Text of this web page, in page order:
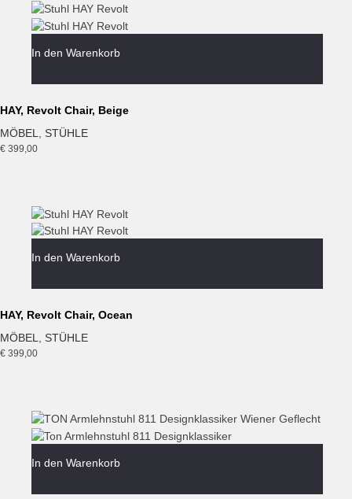
In den Warenkorb
HAY, Revolt Chair, Beige
MÖBEL
STÜHLE
€ 399,00
In den Warenkorb
HAY, Revolt Chair, Ocean
MÖBEL
STÜHLE
€ 399,00
In den Warenkorb